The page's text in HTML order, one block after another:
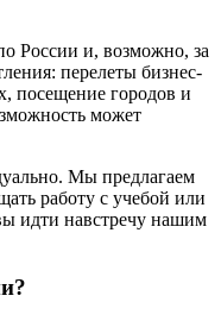
России и, возможно, за
перелеты бизнес-
посещение городов и
может
Мы предлагаем
работу с учебой или
идти навстречу нашим